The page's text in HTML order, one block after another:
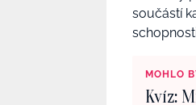
součástí
MOHLO
Kvíz: